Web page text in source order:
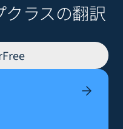
クラスの翻訳